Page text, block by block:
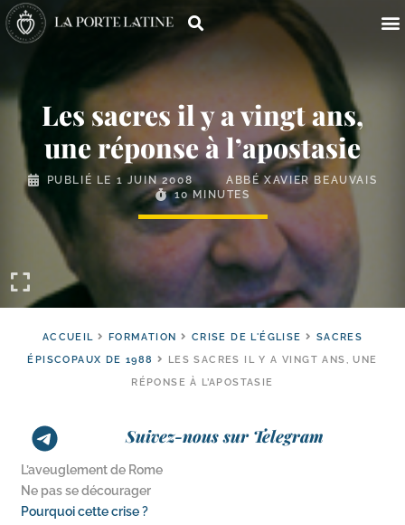
Les sacres il y a vingt ans,
une réponse à l’apostasie
PUBLIÉ LE 1 JUIN 2008
ABBÉ XAVIER BEAUVAIS
10 MINUTES
ACCUEIL FORMATION CRISE DE L'ÉGLISE
SACRES
ÉPISCOPAUX DE 1988
LES SACRES IL Y A VINGT ANS, UNE
RÉPONSE À L’APOSTASIE
Suivez-nous sur Telegram
L’aveuglement de Rome
Ne pas se décourager
Pourquoi cette crise ?